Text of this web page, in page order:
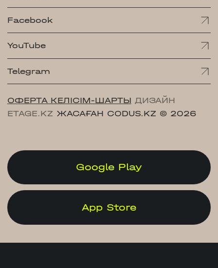
Facebook
YouTube
Telegram
ОФЕРТА КЕЛІСІМ-ШАРТЫ ДИЗАЙН
ETAGE.KZ ЖАСАҒАН CODUS.KZ © 2026
Google Play
App Store